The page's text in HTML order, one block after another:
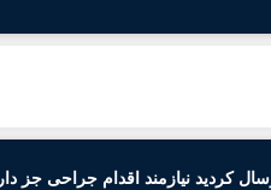
کردید نیازمند اقدام جراحی جز